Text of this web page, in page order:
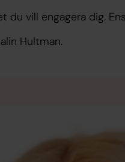
du vill engagera dig.
Hultman.